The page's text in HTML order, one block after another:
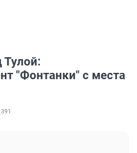
Тулой:
"Фонтанки" с места
391